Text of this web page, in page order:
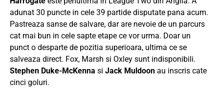
adunat 30 puncte in cele 39 partide disputate pana acum.
Pastreaza sanse de salvare, dar are nevoie de un parcurs
cat mai bun in cele sapte etape ce vor urma. Doar un
punct o desparte de pozitia superioara, ultima ce se
salveaza direct. Fox, Marsh si Oxley sunt indisponibili.
Stephen Duke-McKenna si Jack Muldoon au inscris cate
cinci goluri.